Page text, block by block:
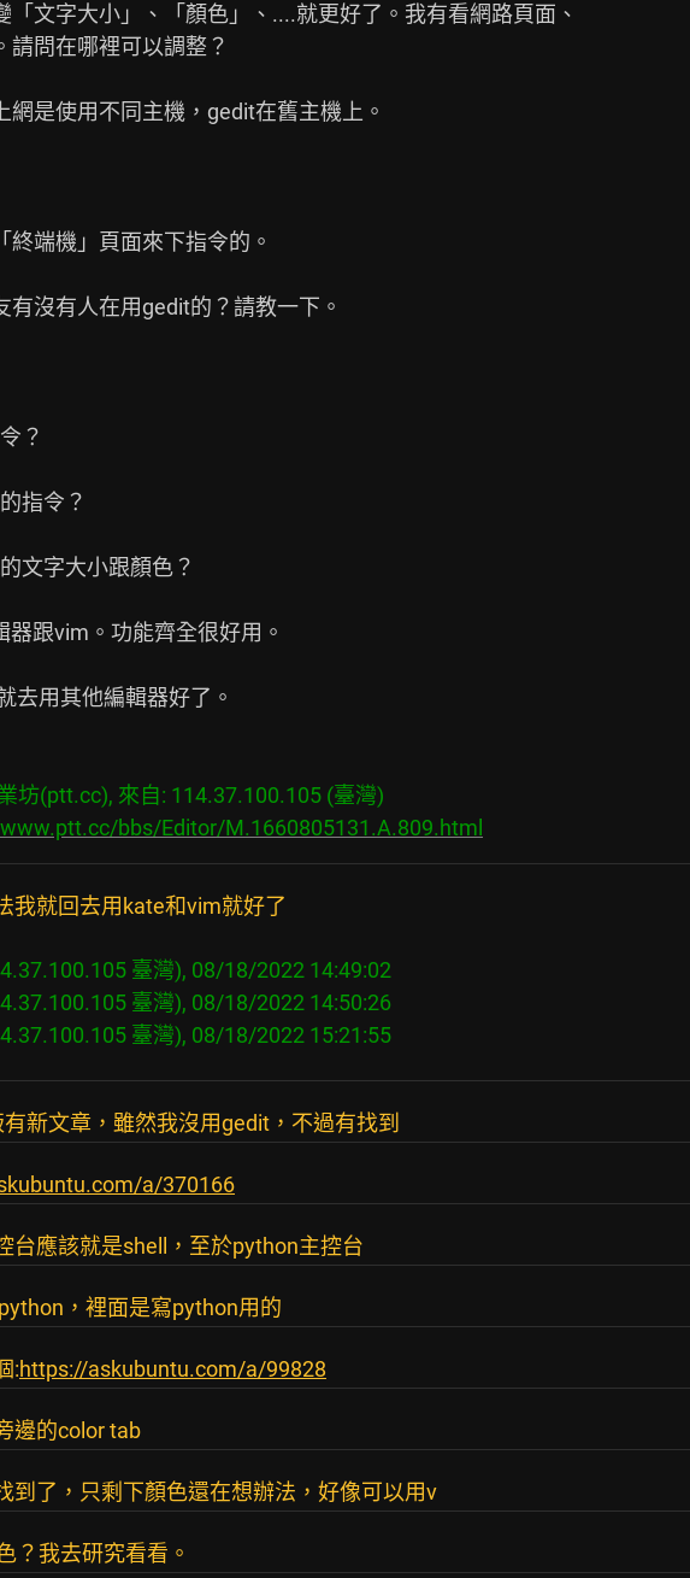
「文字大小」、「顏色」、....就更好了。我有看網路頁面、
請問在哪裡可以調整？
網是使用不同主機，gedit在舊主機上。
終端機」頁面來下指令的。
有沒有人在用gedit的？請教一下。
？
指令？
文字大小跟顏色？
跟vim。功能齊全很好用。
去用其他編輯器好了。
坊(ptt.cc), 來自: 114.37.100.105 (臺灣)
bbs/Editor/M.1660805131.A.809.html
我就回去用kate和vim就好了
臺灣), 08/18/2022 14:49:02
臺灣), 08/18/2022 14:50:26
新文章，雖然我沒用gedit，不過有找到
a/370166
台應該就是shell，至於python主控台
，裡面是寫python用的
:https://askubuntu.com/a/99828
邊的color tab
到了，只剩下顏色還在想辦法，好像可以用v
？我去研究看看。